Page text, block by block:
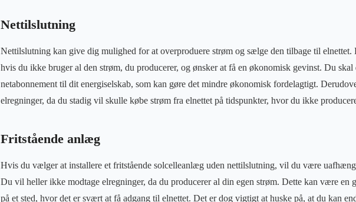
Nettilslutning
Nettilslutning kan give dig mulighed for at overproduere strøm og sælge den tilbage til
hvis du ikke bruger al den strøm, du producerer, og ønsker at få en økonomisk gevinst. Du skal
netabonnement til dit energiselskab, som kan gøre det mindre økonomisk fordelagtigt.
elregninger, da du stadig vil skulle købe strøm fra elnettet på tidspunkter, hvor du ikke
Fritstående anlæg
Hvis du vælger at installere et fritstående solcelleanlæg uden nettilslutning, vil du være
Du vil heller ikke modtage elregninger, da du producerer al din egen strøm. Dette kan være en
på et sted, hvor det er svært at få adgang til elnettet. Det er dog vigtigt at huske på, at du kan